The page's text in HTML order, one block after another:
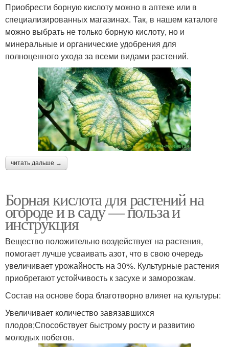
Приобрести борную кислоту можно в аптеке или в
специализированных магазинах. Так, в нашем каталоге
можно выбрать не только борную кислоту, но и
минеральные и органические удобрения для
полноценного ухода за всеми видами растений.
читать дальше →
Борная кислота для растений на
огороде и в саду — польза и
инструкция
Вещество положительно воздействует на растения,
помогает лучше усваивать азот, что в свою очередь
увеличивает урожайность на 30%. Культурные растения
приобретают устойчивость к засухе и заморозкам.
Состав на основе бора благотворно влияет на культуры:
Увеличивает количество завязавшихся
плодов;Способствует быстрому росту и развитию
молодых побегов.